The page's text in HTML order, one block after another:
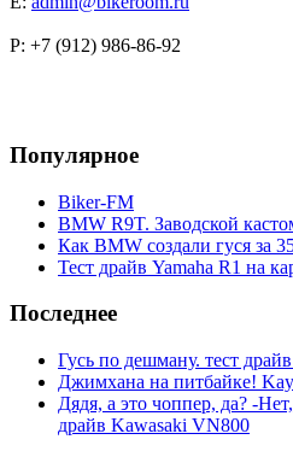
P: +7 (912) 986-86-92
Популярное
Biker-FM
BMW R9T. Заводской
Как BMW создали гуся за
Тест драйв Yamaha R1 на
Последнее
Гусь по дешману. тест
Джимхана на питбайке!
Дядя, а это чоппер, да? -
драйв Kawasaki VN800